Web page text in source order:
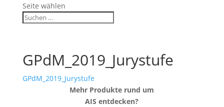
Seite wählen
GPdM_2019_Jurystufe
GPdM_2019_Jurystufe
Mehr Produkte rund um
AIS entdecken?